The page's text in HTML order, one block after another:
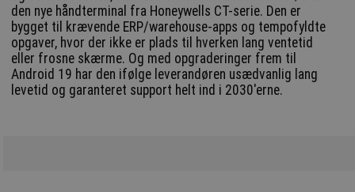
den nye håndterminal fra Honeywells CT-serie. Den er
bygget til krævende ERP/warehouse-apps og tempofyldte
opgaver, hvor der ikke er plads til hverken lang ventetid
eller frosne skærme. Og med opgraderinger frem til
Android 19 har den ifølge leverandøren usædvanlig lang
levetid og garanteret support helt ind i 2030'erne.